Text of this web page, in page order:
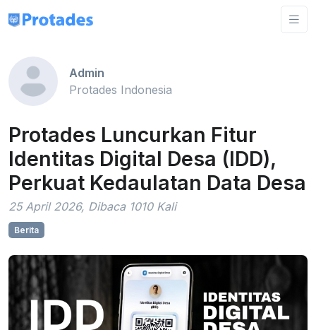
Admin
Protades Indonesia
Protades Luncurkan Fitur
Identitas Digital Desa (IDD),
Perkuat Kedaulatan Data Desa
25 April 2026, Dibaca 1010 Kali
Berita